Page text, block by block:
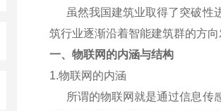
虽然我国建筑业取得了突破性
筑行业逐渐沿着智能建筑群的方
一、物联网的内涵与结构
1.物联网的内涵
所谓的物联网就是通过信息传